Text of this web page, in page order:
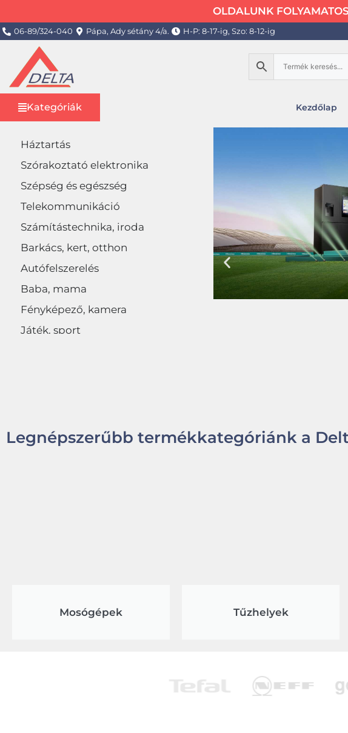
OLDALUNK
06-89/324-040 Pápa, Ady sétány 4/a. H-P: 8-17-ig, Szo: 8-12-ig
Kategóriák Kezdőlap
Háztartás
Szórakoztató elektronika
Szépség és egészség
Telekommunikáció
Számítástechnika, iroda
Barkács, kert, otthon
Autófelszerelés
Baba, mama
Fényképező, kamera
Játék, sport
Legnépszerűbb termékkategóriánk a
Mosógépek Tűzhelyek